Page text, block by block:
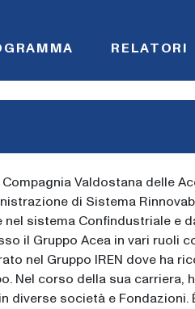
RELATORI
Valdostana delle
di Sistema
sistema Confindustriale e
il Gruppo Acea in vari ruoli
nel Gruppo IREN dove ha
Nel corso della sua carriera,
diverse società e Fondazioni.